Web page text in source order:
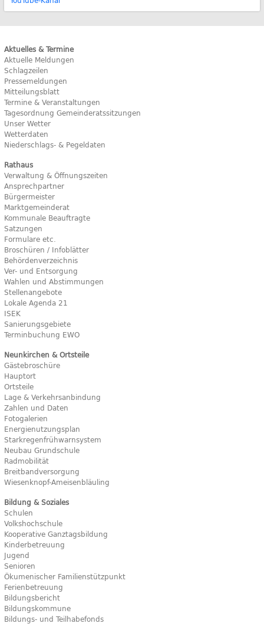
Aktuelles & Termine
Aktuelle Meldungen
Schlagzeilen
Pressemeldungen
Mitteilungsblatt
Termine & Veranstaltungen
Tagesordnung Gemeinderatssitzungen
Unser Wetter
Wetterdaten
Niederschlags- & Pegeldaten
Rathaus
Verwaltung & Öffnungszeiten
Ansprechpartner
Bürgermeister
Marktgemeinderat
Kommunale Beauftragte
Satzungen
Formulare etc.
Broschüren / Infoblätter
Behördenverzeichnis
Ver- und Entsorgung
Wahlen und Abstimmungen
Stellenangebote
Lokale Agenda 21
ISEK
Sanierungsgebiete
Terminbuchung EWO
Neunkirchen & Ortsteile
Gästebroschüre
Hauptort
Ortsteile
Lage & Verkehrsanbindung
Zahlen und Daten
Fotogalerien
Energienutzungsplan
Starkregenfrühwarnsystem
Neubau Grundschule
Radmobilität
Breitbandversorgung
Wiesenknopf-Ameisenbläuling
Bildung & Soziales
Schulen
Volkshochschule
Kooperative Ganztagsbildung
Kinderbetreuung
Jugend
Senioren
Ökumenischer Familienstützpunkt
Ferienbetreuung
Bildungsbericht
Bildungskommune
Bildungs- und Teilhabefonds